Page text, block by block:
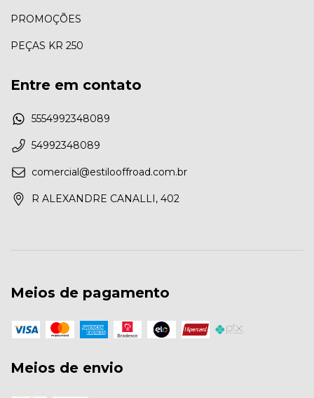
PROMOÇÕES
PEÇAS KR 250
Entre em contato
5554992348089
54992348089
comercial@estilooffroad.com.br
R ALEXANDRE CANALLI, 402
Meios de pagamento
Meios de envio